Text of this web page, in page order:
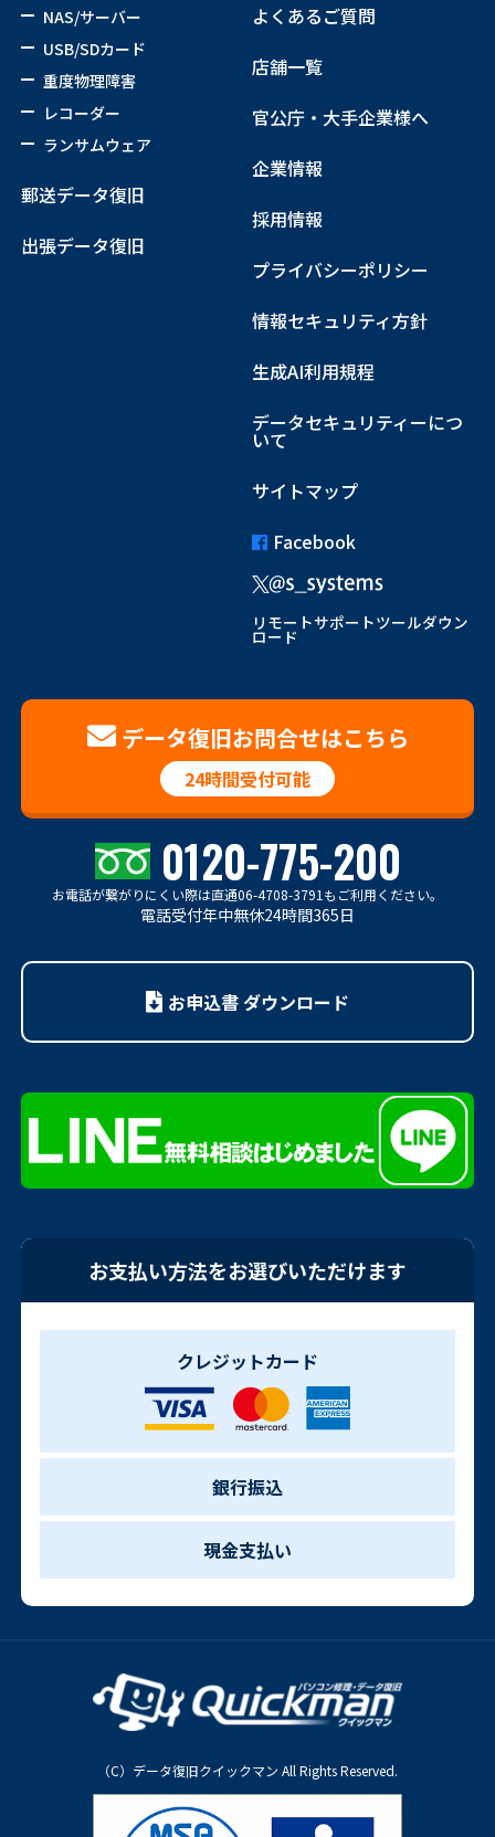
NAS/サーバー
USB/SDカード
重度物理障害
レコーダー
ランサムウェア
郵送データ復旧
出張データ復旧
よくあるご質問
店舗一覧
官公庁・大手企業様へ
企業情報
採用情報
プライバシーポリシー
情報セキュリティ方針
生成AI利用規程
データセキュリティーにつ
いて
サイトマップ
Facebook
リモートサポートツールダウン
ロード
データ復旧お問合せはこちら
24時間受付可能
0120-775-200
お電話が繋がりにくい際は直通06-4708-3791もご利用ください。
電話受付年中無休24時間365日
お申込書 ダウンロード
お支払い方法をお選びいただけます
クレジットカード
銀行振込
現金支払い
（C）データ復旧クイックマン All Rights Reserved.